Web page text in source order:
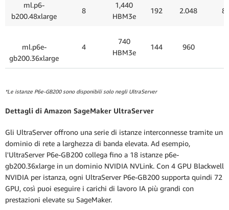
ml.p6-
b200.48xlarge
8
1,440
HBM3e
192 2.048 8
ml.p6e-
gb200.36xlarge
4
740
HBM3e
144 960
*Le istanze P6e-GB200 sono disponibili solo negli UltraServer
Dettagli di Amazon SageMaker UltraServer
Gli UltraServer offrono una serie di istanze interconnesse tramite un
dominio di rete a larghezza di banda elevata. Ad esempio,
l'UltraServer P6e-GB200 collega fino a 18 istanze p6e-
gb200.36xlarge in un dominio NVIDIA NVLink. Con 4 GPU Blackwell
NVIDIA per istanza, ogni UltraServer P6e-GB200 supporta quindi 72
GPU, così puoi eseguire i carichi di lavoro IA più grandi con
prestazioni elevate su SageMaker.